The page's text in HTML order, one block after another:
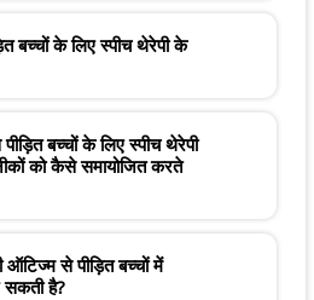
बच्चों के लिए स्पीच थेरेपी के
बच्चों के लिए स्पीच थेरेपी
को कैसे समायोजित करते
से पीड़ित बच्चों में
सकती है?